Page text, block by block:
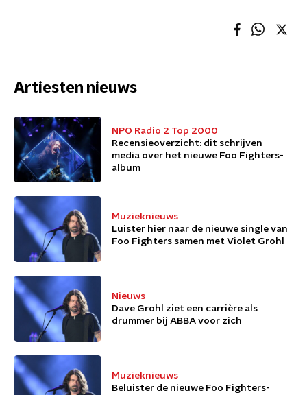
Artiesten nieuws
NPO Radio 2 Top 2000
Recensieoverzicht: dit schrijven
media over het nieuwe Foo Fighters-
album
Muzieknieuws
Luister hier naar de nieuwe single van
Foo Fighters samen met Violet Grohl
Nieuws
Dave Grohl ziet een carrière als
drummer bij ABBA voor zich
Muzieknieuws
Beluister de nieuwe Foo Fighters-